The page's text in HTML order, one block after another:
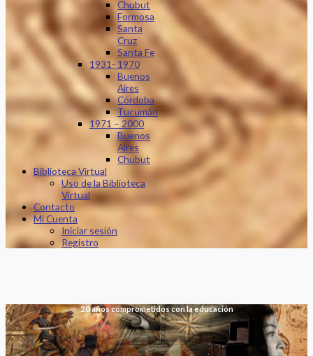
Chubut
Formosa
Santa
Cruz
Santa Fe
1931- 1970
Buenos
Aires
Córdoba
Tucumán
1971 – 2000
Buenos
Aires
Chubut
Biblioteca Virtual
Uso de la Biblioteca
Virtual
Contacto
Mi Cuenta
Iniciar sesión
Registro
20 años comprometidos con la educación